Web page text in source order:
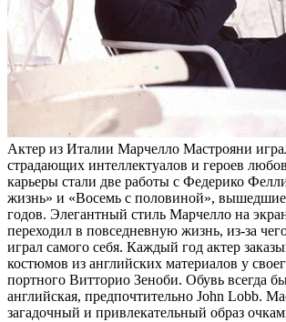
Актер из Италии Марчелло Мастрояни
страдающих интеллектуалов и героев
карьеры стали две работы с Федерико
жизнь» и «Восемь с половиной», вышедшие
годов. Элегантный стиль Марчелло на
переходил в повседневную жизнь, из-за
играл самого себя. Каждый год актер
костюмов из английских материалов у
портного Витторио Зеноби. Обувь всегда
английская, предпочтительно John Lobb.
загадочный и привлекательный образ